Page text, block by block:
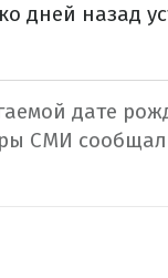
дней назад
дате
СМИ